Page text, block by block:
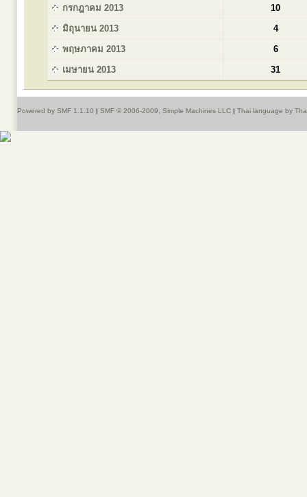
กรกฎาคม 2013
10
มิถุนายน 2013
4
พฤษภาคม 2013
6
เมษายน 2013
31
Powered by SMF 1.1.10 | SMF © 2006-2009, Simple Machines LLC | Thai language by